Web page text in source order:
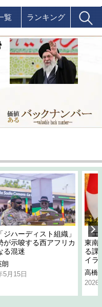
覧 ランキング
ジハーディスト組織」
が示唆する西アフリカ
る混迷
朗
5月15日
「
東南
る課
イラ
高橋
2026